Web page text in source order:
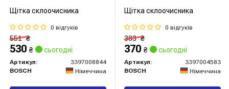
Щітка склоочисника
0 відгуків
551₴
530 ₴ сьогодні
Артикул:
3397008844
BOSCH
Німеччина
Щітка склоочисника
0 відгуків
383₴
370 ₴ сьогодні
Артикул:
3397004583
BOSCH
Німеччина